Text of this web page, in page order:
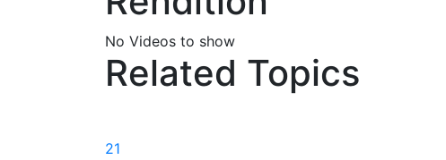
No Videos to show
Related Topics
21